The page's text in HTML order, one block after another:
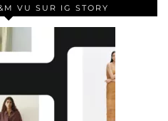
VU SUR IG STORY